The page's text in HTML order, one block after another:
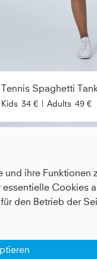
Tennis Spaghetti
Kids 34 € | Adults 49 €
ihre Funktionen
Cookies
den Betrieb der